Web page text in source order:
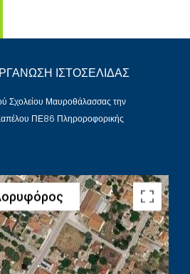
ΙΣΤΟΣΕΛΊΔΑΣ
Σχολείου Μαυροθάλασσας την
ΠΕ86 Πληροροφορικής